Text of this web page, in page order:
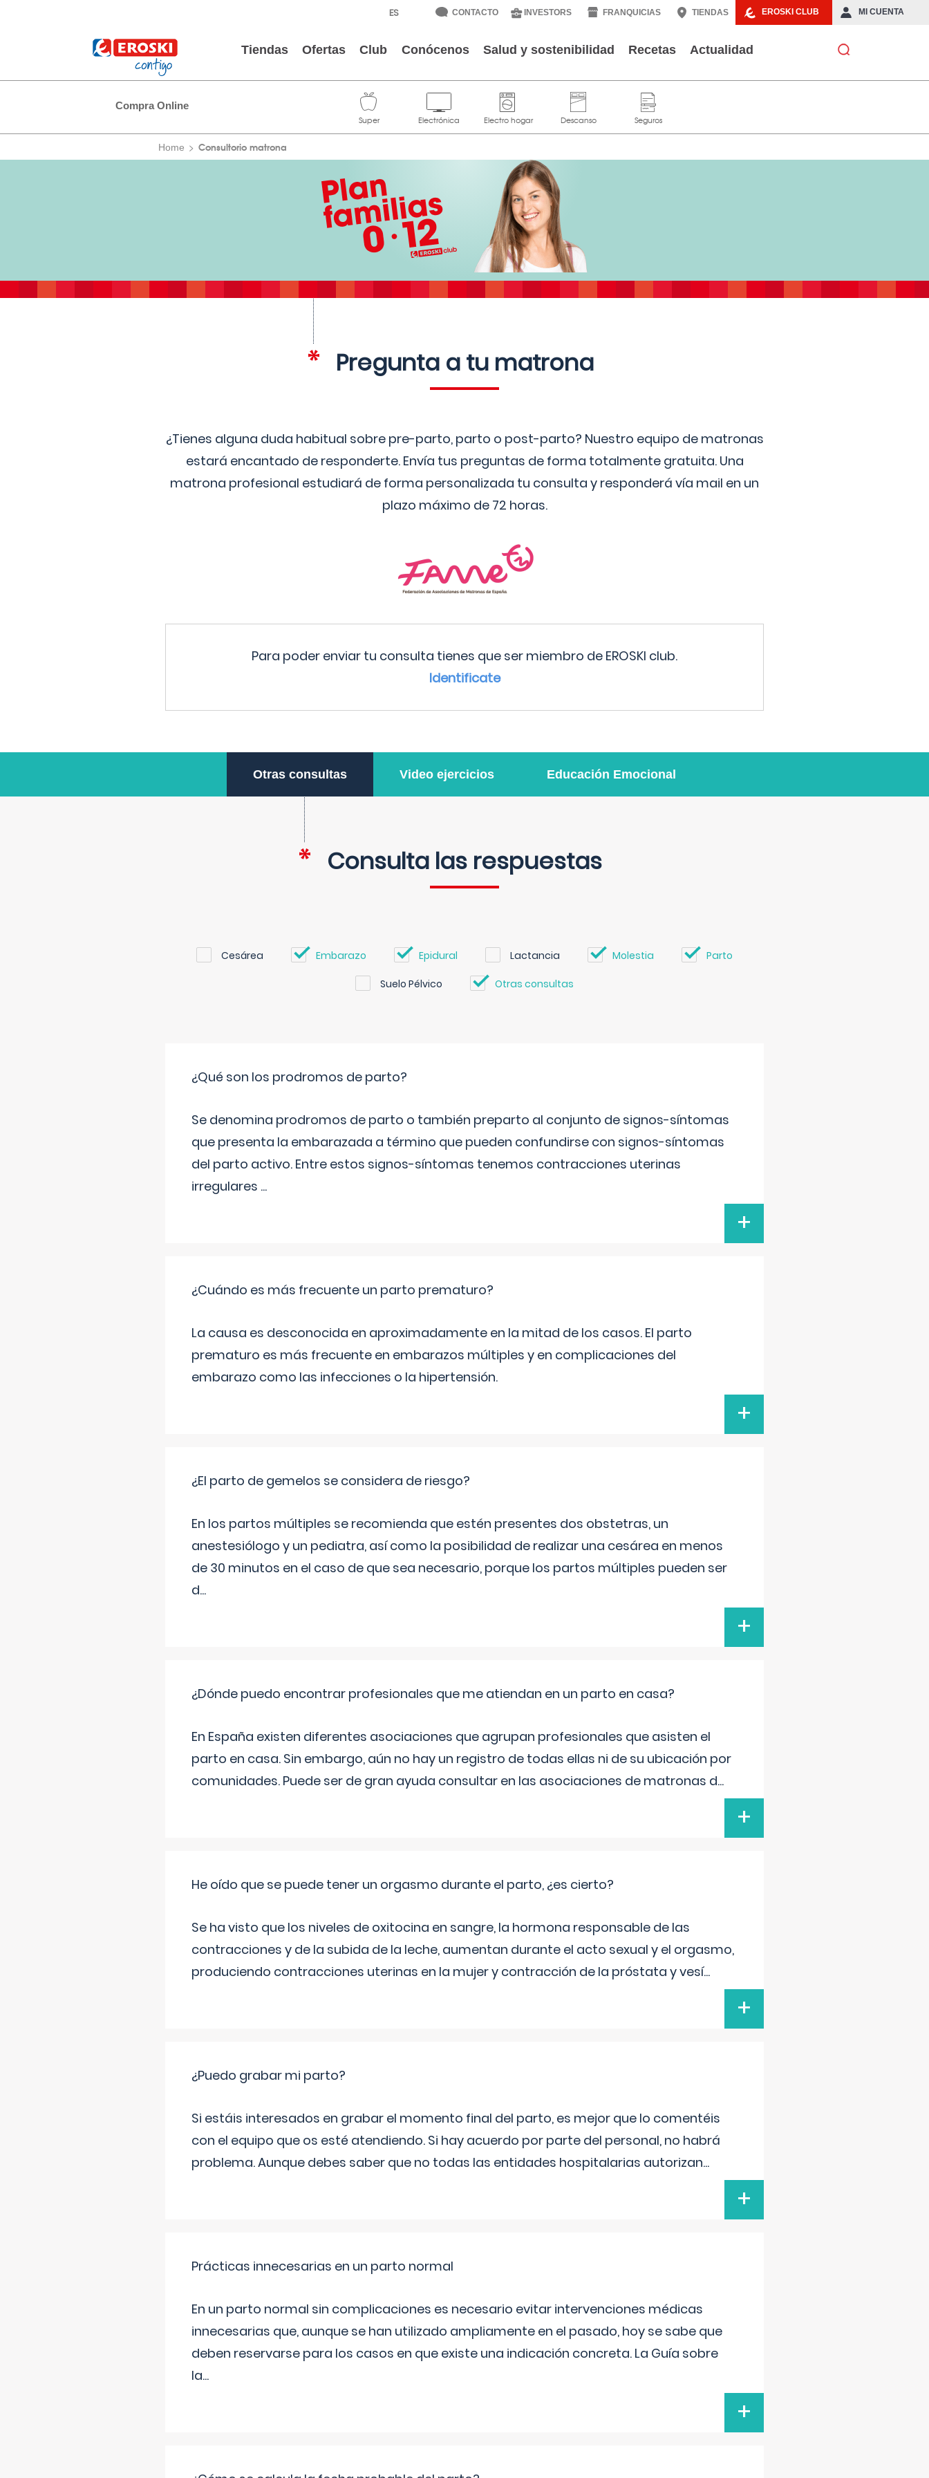
EROSKI CLUB MI CUENTA
CONTACTO INVESTORS FRANQUICIAS TIENDAS
Tiendas Ofertas Club Conócenos Salud y sostenibilidad Recetas Actualidad
Compra Online
Home Consultorio matrona
Pregunta a tu matrona
¿Tienes alguna duda habitual sobre pre-parto, parto o post-parto? Nuestro equipo de matronas
estará encantado de responderte. Envía tus preguntas de forma totalmente gratuita. Una
matrona profesional estudiará de forma personalizada tu consulta y responderá vía mail en un
plazo máximo de 72 horas.
Para poder enviar tu consulta tienes que ser miembro de EROSKI club.
Identificate
Otras consultas Video ejercicios Educación Emocional
Consulta las respuestas
Cesárea Embarazo Epidural Lactancia Molestia Parto
Suelo Pélvico Otras consultas
¿Qué son los prodromos de parto?
Se denomina prodromos de parto o también preparto al conjunto de signos-síntomas
que presenta la embarazada a término que pueden confundirse con signos-síntomas
del parto activo. Entre estos signos-síntomas tenemos contracciones uterinas
irregulares ...
+
¿Cuándo es más frecuente un parto prematuro?
La causa es desconocida en aproximadamente en la mitad de los casos. El parto
prematuro es más frecuente en embarazos múltiples y en complicaciones del
embarazo como las infecciones o la hipertensión.
+
¿El parto de gemelos se considera de riesgo?
En los partos múltiples se recomienda que estén presentes dos obstetras, un
anestesiólogo y un pediatra, así como la posibilidad de realizar una cesárea en menos
de 30 minutos en el caso de que sea necesario, porque los partos múltiples pueden ser
d...
+
¿Dónde puedo encontrar profesionales que me atiendan en un parto en casa?
En España existen diferentes asociaciones que agrupan profesionales que asisten el
parto en casa. Sin embargo, aún no hay un registro de todas ellas ni de su ubicación por
comunidades. Puede ser de gran ayuda consultar en las asociaciones de matronas d...
+
He oído que se puede tener un orgasmo durante el parto, ¿es cierto?
Se ha visto que los niveles de oxitocina en sangre, la hormona responsable de las
contracciones y de la subida de la leche, aumentan durante el acto sexual y el orgasmo,
produciendo contracciones uterinas en la mujer y contracción de la próstata y vesí...
+
¿Puedo grabar mi parto?
Si estáis interesados en grabar el momento final del parto, es mejor que lo comentéis
con el equipo que os esté atendiendo. Si hay acuerdo por parte del personal, no habrá
problema. Aunque debes saber que no todas las entidades hospitalarias autorizan...
+
Prácticas innecesarias en un parto normal
En un parto normal sin complicaciones es necesario evitar intervenciones médicas
innecesarias que, aunque se han utilizado ampliamente en el pasado, hoy se sabe que
deben reservarse para los casos en que existe una indicación concreta. La Guía sobre
la...
+